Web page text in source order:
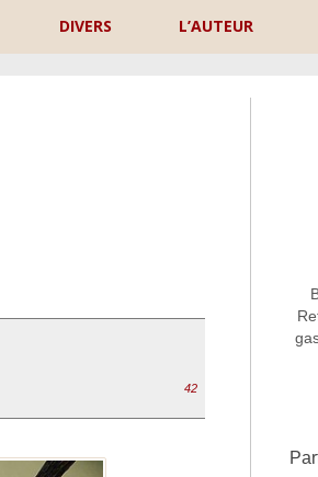
DIVERS L’AUTEUR
Commentaire ou
42